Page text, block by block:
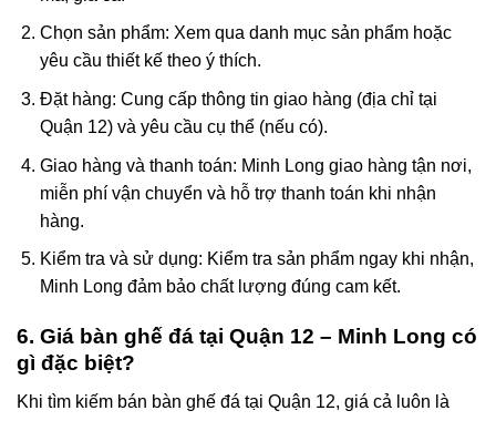
Chọn sản phẩm: Xem qua danh mục sản phẩm hoặc
yêu cầu thiết kế theo ý thích.
Đặt hàng: Cung cấp thông tin giao hàng (địa chỉ tại
Quận 12) và yêu cầu cụ thể (nếu có).
Giao hàng và thanh toán: Minh Long giao hàng tận nơi,
miễn phí vận chuyển và hỗ trợ thanh toán khi nhận
hàng.
Kiểm tra và sử dụng: Kiểm tra sản phẩm ngay khi nhận,
Minh Long đảm bảo chất lượng đúng cam kết.
6. Giá bàn ghế đá tại Quận 12 – Minh Long có
gì đặc biệt?
Khi tìm kiếm bán bàn ghế đá tại Quận 12, giá cả luôn là